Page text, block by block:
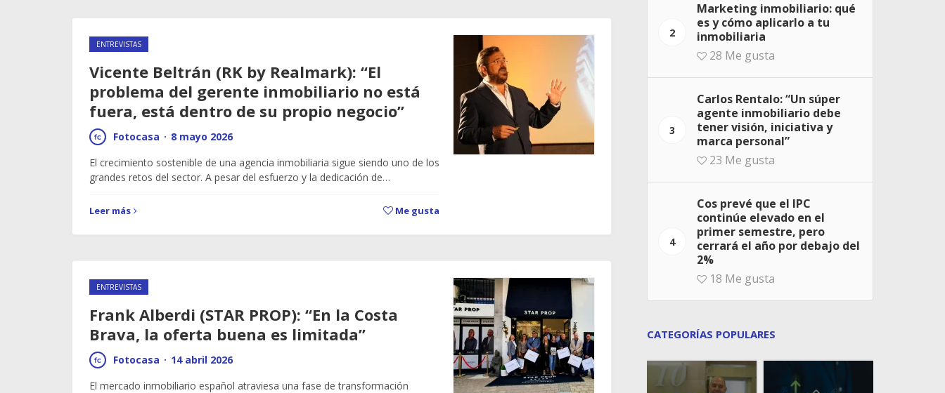
ENTREVISTAS
Vicente Beltrán (RK by Realmark): “El
problema del gerente inmobiliario no está
fuera, está dentro de su propio negocio”
Fotocasa · 8 mayo 2026
El crecimiento sostenible de una agencia inmobiliaria sigue siendo uno de los
grandes retos del sector. A pesar del esfuerzo y la dedicación de…
Leer más Me gusta
ENTREVISTAS
Frank Alberdi (STAR PROP): “En la Costa
Brava, la oferta buena es limitada”
Fotocasa · 14 abril 2026
El mercado inmobiliario español atraviesa una fase de transformación
2
Marketing inmobiliario: qué
es y cómo aplicarlo a tu
inmobiliaria
28 Me gusta
3
Carlos Rentalo: “Un súper
agente inmobiliario debe
tener visión, iniciativa y
marca personal”
23 Me gusta
4
Cos prevé que el IPC
continúe elevado en el
primer semestre, pero
cerrará el año por debajo del
2%
18 Me gusta
CATEGORÍAS POPULARES